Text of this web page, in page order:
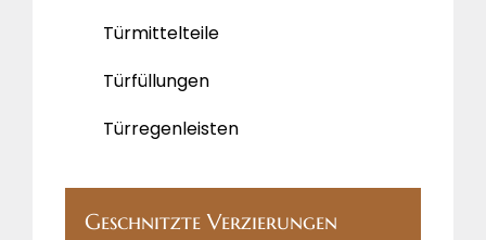
Türmittelteile
Türfüllungen
Türregenleisten
Geschnitzte Verzierungen